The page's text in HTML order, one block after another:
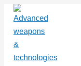
Перейти
содержимому